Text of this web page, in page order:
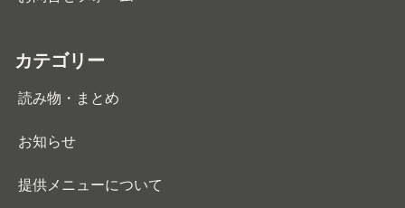
カテゴリー
読み物・まとめ
お知らせ
提供メニューについて